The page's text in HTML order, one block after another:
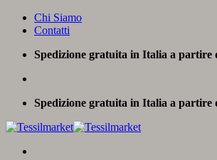
Salta
Chi Siamo
Contatti
Spedizione gratuita in Italia a partire
Spedizione gratuita in Italia a partire